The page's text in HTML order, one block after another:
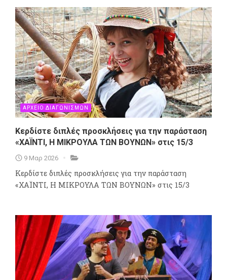
ΑΡΧΕΙΟ ΔΙΑΓΩΝΙΣΜΩΝ
Κερδίστε διπλές προσκλήσεις για την παράσταση
«ΧΑΪΝΤΙ, Η ΜΙΚΡΟΥΛΑ ΤΩΝ ΒΟΥΝΩΝ» στις 15/3
9 Μαρ 2026
Κερδίστε διπλές προσκλήσεις για την παράσταση
«ΧΑΪΝΤΙ, Η ΜΙΚΡΟΥΛΑ ΤΩΝ ΒΟΥΝΩΝ» στις 15/3